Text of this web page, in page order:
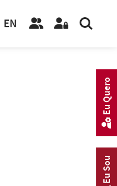
EN
Eu Sou
Eu Quero